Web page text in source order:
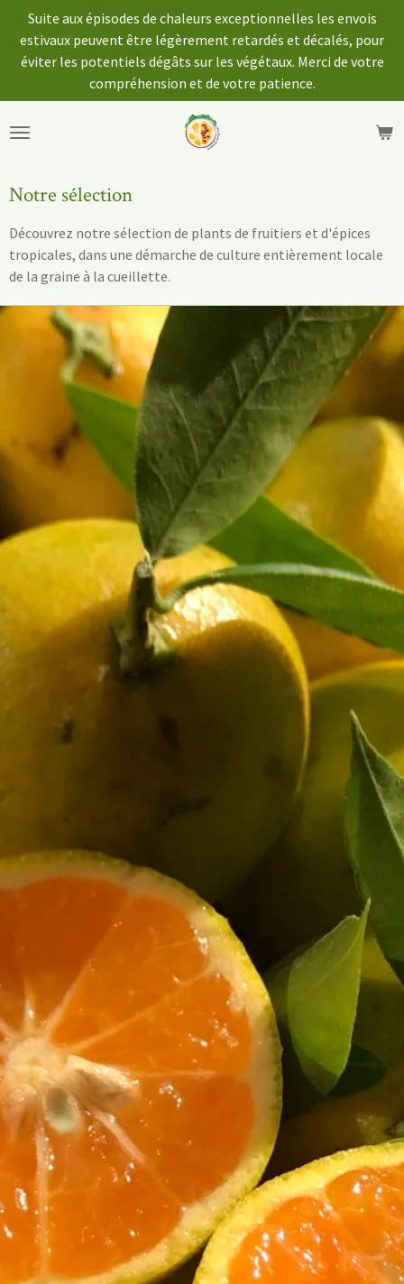
Passer
au
contenu
Suite aux épisodes de chaleurs exceptionnelles les envois
estivaux peuvent être légèrement retardés et décalés, pour
éviter les potentiels dégâts sur les végétaux. Merci de votre
compréhension et de votre patience.
Notre sélection
Découvrez notre sélection de plants de fruitiers et d'épices
tropicales, dans une démarche de culture entièrement locale
de la graine à la cueillette.